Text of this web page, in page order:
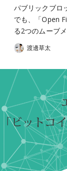
パブリックブロ
でも、「Open
る2つのムーブ
渡邊草太